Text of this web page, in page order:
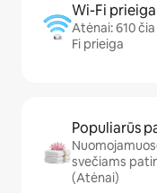
Wi-Fi prieiga
Atėnai: 610
Fi prieiga
Populiarūs
svečiams
(Atėnai)